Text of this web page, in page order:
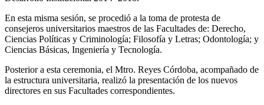
En esta misma sesión, se procedió a la toma de protesta de
consejeros universitarios maestros de las Facultades de: Derecho,
Ciencias Políticas y Criminología; Filosofía y Letras; Odontología; y
Ciencias Básicas, Ingeniería y Tecnología.
Posterior a esta ceremonia, el Mtro. Reyes Córdoba, acompañado de
la estructura universitaria, realizó la presentación de los nuevos
directores en sus Facultades correspondientes.